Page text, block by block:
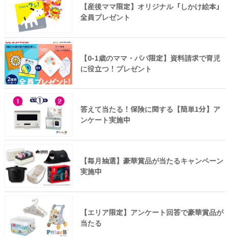
【産後ママ限定】オリジナル「しかけ絵本」
全員プレゼント
【0-1歳のママ・パパ限定】資料請求で育児
に役立つ！プレゼント
答えて当たる！保険に関する【簡単1分】ア
ンケート実施中
【毎月抽選】豪華賞品が当たるキャンペーン
実施中
【エリア限定】アンケート回答で豪華賞品が
当たる